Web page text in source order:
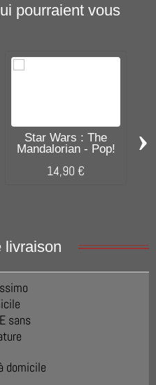
pourraient vous
Star Wars : The
Mandalorian - Pop!
14,90 €
›
livraison
domicile